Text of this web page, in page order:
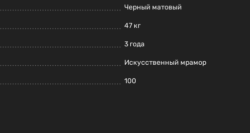
Черный матовый
47 кг
3 года
Искусственный мрамор
100